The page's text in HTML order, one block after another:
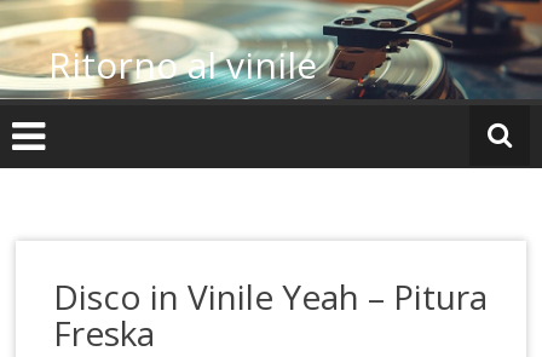
Vai
al
contenutoRitorno al vinile
Disco in Vinile Yeah – Pitura
Freska